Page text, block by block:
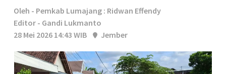
Oleh - Pemkab Lumajang : Ridwan Effendy
Editor - Gandi Lukmanto
28 Mei 2026 14:43 WIB
Jember